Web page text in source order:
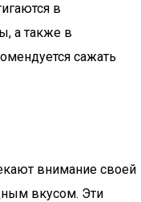
в
а также в
сажать
внимание своей
вкусом. Эти